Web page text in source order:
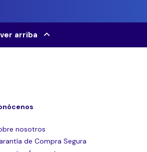
arriba
nosotros
de Compra Segura